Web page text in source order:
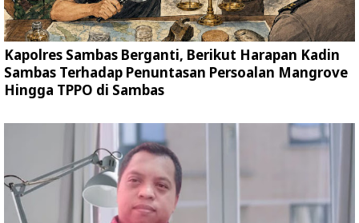
Kapolres Sambas Berganti, Berikut Harapan Kadin
Sambas Terhadap Penuntasan Persoalan Mangrove
Hingga TPPO di Sambas